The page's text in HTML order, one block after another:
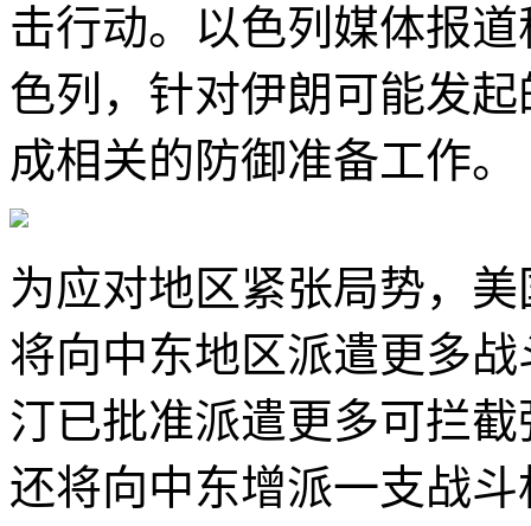
击行动。以色列媒体报
色列，针对伊朗可能发
成相关的防御准备工作。
为应对地区紧张局势，
将向中东地区派遣更多
汀已批准派遣更多可拦
还将向中东增派一支战